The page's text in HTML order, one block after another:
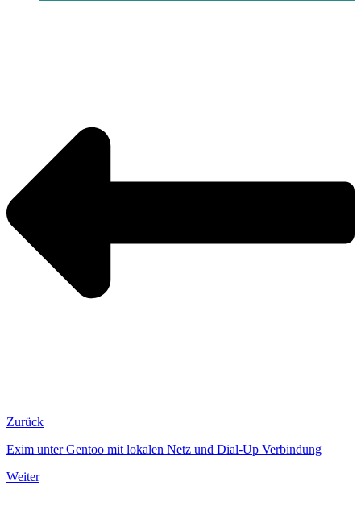
Zurück
Exim unter Gentoo mit lokalen Netz und Dial-Up Verbindung
Weiter